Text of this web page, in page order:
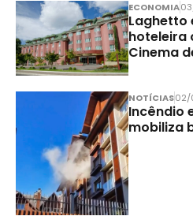
ECONOMIA
Laghetto
hoteleira
Cinema
NOTÍCIAS02/
Incêndio
mobiliza